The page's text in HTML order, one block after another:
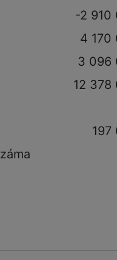
-2 910
4 170
3 096
12 378
197